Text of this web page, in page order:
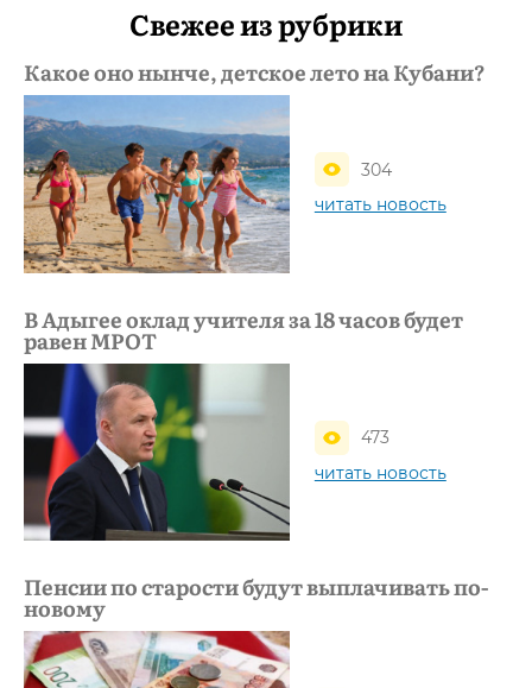
Свежее из рубрики
Какое оно нынче, детское лето на Кубани?
304
читать новость
В Адыгее оклад учителя за 18 часов будет
равен МРОТ
473
читать новость
Пенсии по старости будут выплачивать по-
новому